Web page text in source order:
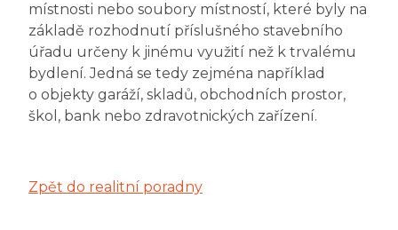
místnosti nebo soubory místností, které byly na
základě rozhodnutí příslušného stavebního
úřadu určeny k jinému využití než k trvalému
bydlení. Jedná se tedy zejména například
o objekty garáží, skladů, obchodních prostor,
škol, bank nebo zdravotnických zařízení.
Zpět do realitní poradny